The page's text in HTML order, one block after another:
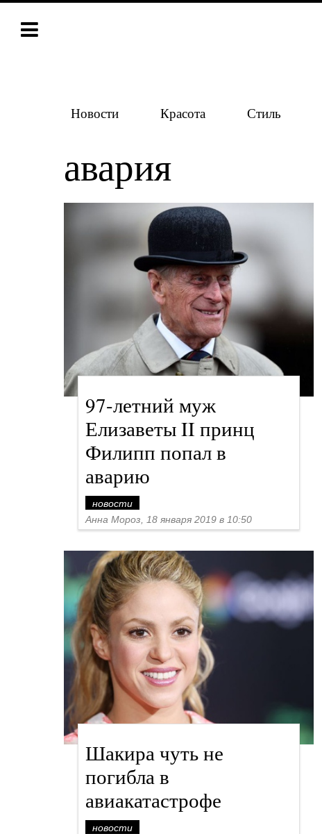
Новости Красота Стиль
авария
97-летний муж
Елизаветы II принц
Филипп попал в
аварию
новости
Анна Мороз, 18 января 2019 в 10:50
Шакира чуть не
погибла в
авиакатастрофе
новости